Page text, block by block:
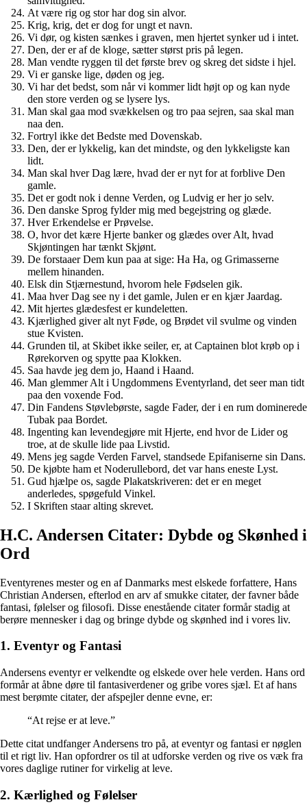
At være rig og stor har dog sin alvor.
Krig, krig, det er dog for ungt et navn.
Vi dør, og kisten sænkes i graven, men hjertet synker ud i intet.
Den, der er af de kloge, sætter størst pris på legen.
Man vendte ryggen til det første brev og skreg det sidste i hjel.
Vi er ganske lige, døden og jeg.
Vi har det bedst, som når vi kommer lidt højt op og kan nyde
den store verden og se lysere lys.
Man skal gaa mod svækkelsen og tro paa sejren, saa skal man
naa den.
Fortryl ikke det Bedste med Dovenskab.
Den, der er lykkelig, kan det mindste, og den lykkeligste kan
lidt.
Man skal hver Dag lære, hvad der er nyt for at forblive Den
gamle.
Det er godt nok i denne Verden, og Ludvig er her jo selv.
Den danske Sprog fylder mig med begejstring og glæde.
Hver Erkendelse er Prøvelse.
O, hvor det kære Hjerte banker og glædes over Alt, hvad
Skjøntingen har tænkt Skjønt.
De forstaaer Dem kun paa at sige: Ha Ha, og Grimasserne
mellem hinanden.
Elsk din Stjærnestund, hvorom hele Fødselen gik.
Maa hver Dag see ny i det gamle, Julen er en kjær Jaardag.
Mit hjertes glædesfest er kundeletten.
Kjærlighed giver alt nyt Føde, og Brødet vil svulme og vinden
stue Kvisten.
Grunden til, at Skibet ikke seiler, er, at Captainen blot krøb op i
Rørekorven og spytte paa Klokken.
Saa havde jeg dem jo, Haand i Haand.
Man glemmer Alt i Ungdommens Eventyrland, det seer man tidt
paa den voxende Fod.
Din Fandens Støvlebørste, sagde Fader, der i en rum dominerede
Tubak paa Bordet.
Ingenting kan levendegjøre mit Hjerte, end hvor de Lider og
troe, at de skulle lide paa Livstid.
Mens jeg sagde Verden Farvel, standsede Epifaniserne sin Dans.
De kjøbte ham et Noderullebord, det var hans eneste Lyst.
Gud hjælpe os, sagde Plakatskriveren: det er en meget
anderledes, spøgefuld Vinkel.
I Skriften staar alting skrevet.
H.C. Andersen Citater: Dybde og Skønhed i
Ord
Eventyrenes mester og en af Danmarks mest elskede forfattere, Hans
Christian Andersen, efterlod en arv af smukke citater, der favner både
fantasi, følelser og filosofi. Disse enestående citater formår stadig at
berøre mennesker i dag og bringe dybde og skønhed ind i vores liv.
1. Eventyr og Fantasi
Andersens eventyr er velkendte og elskede over hele verden. Hans ord
formår at åbne døre til fantasiverdener og gribe vores sjæl. Et af hans
mest berømte citater, der afspejler denne evne, er:
“At rejse er at leve.”
Dette citat undfanger Andersens tro på, at eventyr og fantasi er nøglen
til et rigt liv. Han opfordrer os til at udforske verden og rive os væk fra
vores daglige rutiner for virkelig at leve.
2. Kærlighed og Følelser